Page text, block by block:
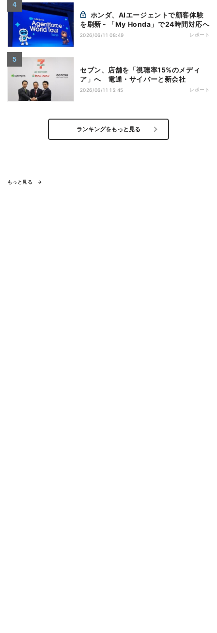
を刷新 - 「My Honda」で24時間対応へ
2026/06/11 08:49 レポート
セブン、店舗を「視聴率15%のメディ
ア」へ 電通・サイバーと新会社
2026/06/11 15:45 レポート
ランキングをもっと見る
もっと見る